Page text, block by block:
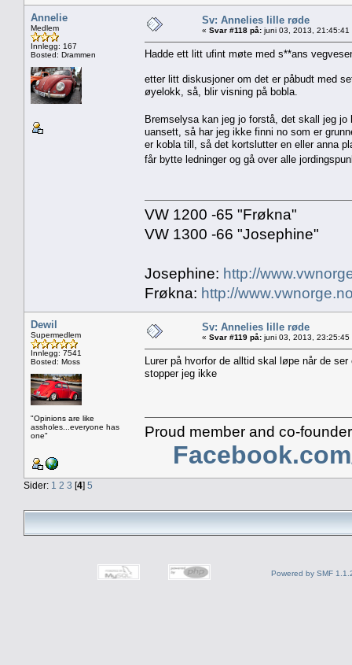
Annelie
Medlem
Innlegg: 167
Bosted: Drammen
Sv: Annelies lille røde
« Svar #118 på: juni 03, 2013, 21:45:41
Hadde ett litt ufint møte med s**ans
etter litt diskusjoner om det er påbudt med
øyelokk, så, blir visning på bobla.
Bremselysa kan jeg jo forstå, det skall jeg
uansett, så har jeg ikke finni no som er
er kobla till, så det kortslutter en eller anna
får bytte ledninger og gå over alle
VW 1200 -65 "Frøkna"
VW 1300 -66 "Josephine"
Josephine: http://
Frøkna: http://
Dewil
Supermedlem
Innlegg: 7541
Bosted: Moss
"Opinions are like
assholes...everyone has
one"
Sv: Annelies lille røde
« Svar #119 på: juni 03, 2013, 23:25:45
Lurer på hvorfor de alltid skal løpe når de
stopper jeg ikke
Proud member and co-
Sider: 1 2 3 [4] 5
Powered by SMF